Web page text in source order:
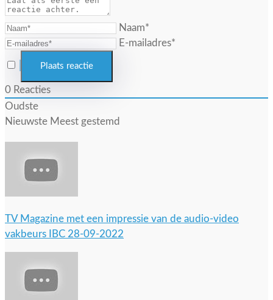
Naam*
E-mailadres*
0 Reacties
Oudste
Nieuwste Meest gestemd
TV Magazine met een impressie van de audio-video
vakbeurs IBC 28-09-2022